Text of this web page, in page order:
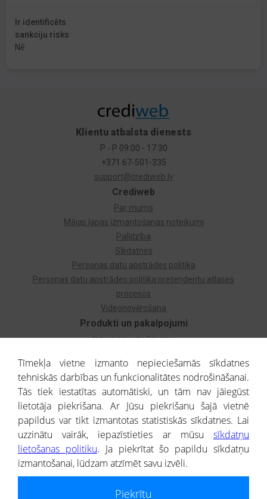
Ir identificēts
sankciju risks
Nē
Produkti un pakalpojumi
Izziņa par uzņēmumu
Dzimtas koks
Uzņēmumu atlase
Monitorings
Kredītizziņa par ārvalstu uzņēmumiem
Crediweb
Par mums
Mājas lapas izmantošanas noteikumi
Palīdzība
Sīkdatnes
Personas datu apstrādes politika
Personas datu apstrādes politika pretendentu atlases
procesos
Videonovērošana
Klientu atbalsta dienests
P - P 09:00 - 17:30
+371 67-501-335
support@crediweb.lv
® CREDITREFORM Latvija
SIA
Tīmekļa vietne izmanto nepieciešamās sīkdatnes
tehniskās darbības un funkcionalitātes nodrošināšanai.
Tās tiek iestatītas automātiski, un tām nav jāiegūst
lietotāja piekrišana. Ar Jūsu piekrišanu šajā vietnē
papildus var tikt izmantotas statistiskās sīkdatnes. Lai
uzzinātu vairāk, iepazīstieties ar mūsu sīkdatņu
lietošanas politiku. Ja piekrītat šo papildu sīkdatņu
izmantošanai, lūdzam atzīmēt savu izvēli.
Piekrītu